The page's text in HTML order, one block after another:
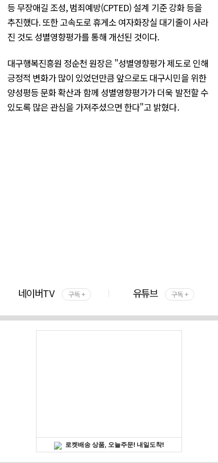
등 무장애길 조성, 범죄예방(CPTED) 설계 기준 강화 등을
추진했다. 또한 고속도로 휴게소 여자화장실 대기줄이 사라
진 것도 성별영향평가를 통해 개선된 것이다.
대구행복진흥원 정순천 원장은 "성별영향평가 제도로 인해
긍정적 변화가 많이 있었던만큼 앞으로도 대구시민을 위한
양성평등 문화 확산과 함께 성별영향평가가 더욱 발전할 수
있도록 많은 관심을 가져주셨으면 한다"고 밝혔다.
네이버TV 구독 + 유튜브 구독 +